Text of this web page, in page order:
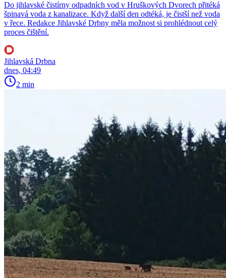
Do jihlavské čistírny odpadních vod v Hruškových Dvorech přitéká
špinavá voda z kanalizace. Když další den odtéká, je čistší než voda
v řece. Redakce Jihlavské Drbny měla možnost si prohlédnout celý
proces čištění.
Jihlavská Drbna
dnes, 04:49
2 min